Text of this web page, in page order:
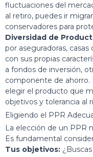
fluctuaciones del
al retiro, puedes ir
conservadores para
Diversidad de
por aseguradoras,
con sus propias
a fondos de inversión,
componente de ahorro.
elegir el producto que
objetivos y tolerancia al
Eligiendo el PPR
La elección de un PPR
Es fundamental
Tus objetivos: